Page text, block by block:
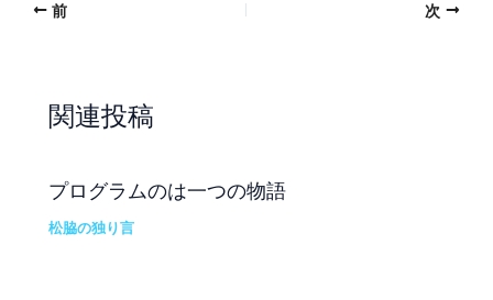
前 次
関連投稿
プログラムのは一つの物語
松脇の独り言